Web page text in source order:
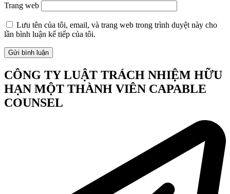
Trang web
Lưu tên của tôi, email, và trang web trong trình duyệt này cho
lần bình luận kế tiếp của tôi.
CÔNG TY LUẬT TRÁCH NHIỆM HỮU
HẠN MỘT THÀNH VIÊN CAPABLE
COUNSEL